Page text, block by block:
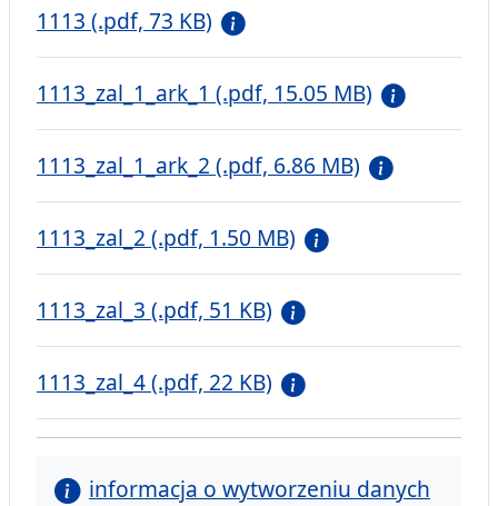
1113 (.pdf, 73 KB)
1113_zal_1_ark_1 (.pdf, 15.05 MB)
1113_zal_1_ark_2 (.pdf, 6.86 MB)
1113_zal_2 (.pdf, 1.50 MB)
1113_zal_3 (.pdf, 51 KB)
1113_zal_4 (.pdf, 22 KB)
informacja o wytworzeniu danych